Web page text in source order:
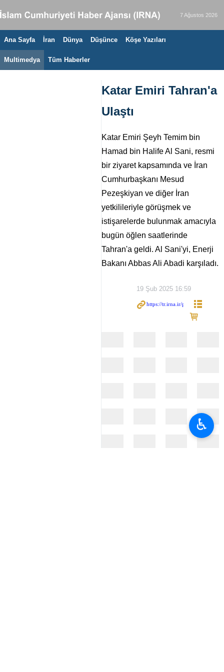
7 Ağustos 2026
Ana Sayfa İran Dünya Düşünce Köşe Yazıları
Multimedya Tüm Haberler
Katar Emiri Tahran'a
Ulaştı
Katar Emiri Şeyh Temim bin
Hamad bin Halife Al Sani, resmi
bir ziyaret kapsamında ve İran
Cumhurbaşkanı Mesud
Pezeşkiyan ve diğer İran
yetkilileriyle görüşmek ve
istişarelerde bulunmak amacıyla
bugün öğlen saatlerinde
Tahran'a geldi. Al Sani'yi, Enerji
Bakanı Abbas Ali Abadi karşıladı.
19 Şub 2025 16:59
♿︎